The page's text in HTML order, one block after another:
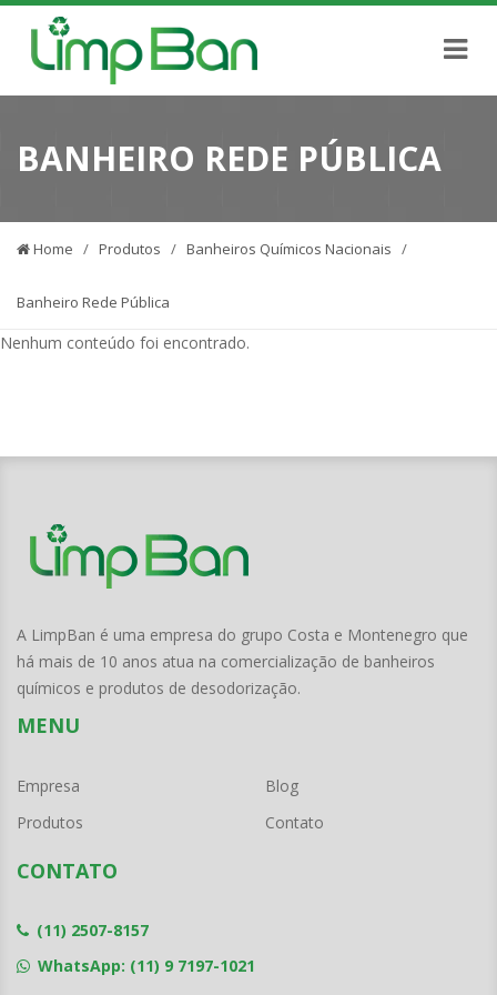
BANHEIRO REDE PÚBLICA
Home / Produtos / Banheiros Químicos Nacionais /
Banheiro Rede Pública
Nenhum conteúdo foi encontrado.
A LimpBan é uma empresa do grupo Costa e Montenegro que
há mais de 10 anos atua na comercialização de banheiros
químicos e produtos de desodorização.
MENU
Empresa
Produtos
Blog
Contato
CONTATO
(11) 2507-8157
WhatsApp: (11) 9 7197-1021